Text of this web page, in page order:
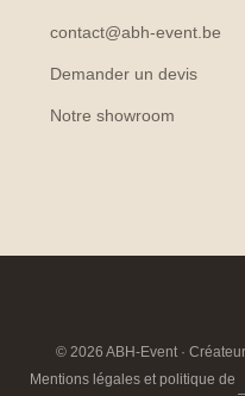
contact@abh-event.be
Demander un devis
Notre showroom
© 2026 ABH-Event ·
Mentions légales et politique de